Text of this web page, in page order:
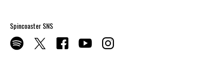
Spincoaster SNS